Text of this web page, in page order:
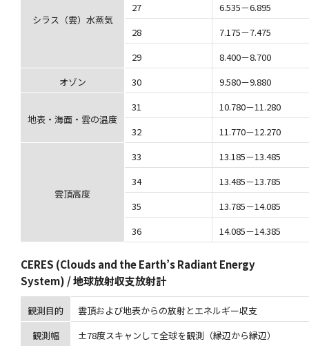
シラス（雲）水蒸気
27
6.535－6.895
28
7.175－7.475
29
8.400－8.700
オゾン
30 9.580－9.880
地表・海面・雲の温度
31
10.780－11.280
32
11.770－12.270
雲頂高度
33
13.185－13.485
34
13.485－13.785
35
13.785－14.085
36
14.085－14.385
CERES (Clouds and the Earth’s Radiant Energy
System) / 地球放射収支放射計
観測目的
雲頂および地表からの放射とエネルギー収支
観測幅
±78度スキャンして全球を観測（縁辺から縁辺）